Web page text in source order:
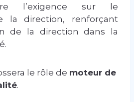
l’exigence sur le
la direction, renforçant
de la direction dans la
le rôle de moteur de
.